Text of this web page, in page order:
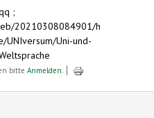
;
20210308084901/h
UNIversum/Uni-und-
bitte Anmelden